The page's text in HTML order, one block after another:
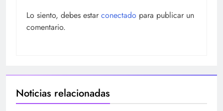
Lo siento, debes estar conectado para publicar un
comentario.
Noticias relacionadas